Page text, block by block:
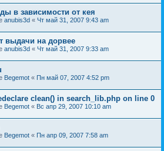
в зависимости от кея
anubis3d « Чт май 31, 2007 9:43 am
выдачи на дорвее
anubis3d « Чт май 31, 2007 9:33 am
Begemot « Пн май 07, 2007 4:52 pm
clean() in search_lib.php on line 0
Begemot « Вс апр 29, 2007 10:10 am
Begemot « Пн апр 09, 2007 7:58 am